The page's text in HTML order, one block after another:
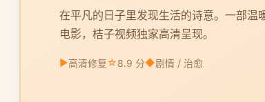
在平凡的日子里发现生活的诗意。一部温
电影，桔子视频独家高清呈现。
▶高清修复☆8.9 分◆剧情 / 治愈